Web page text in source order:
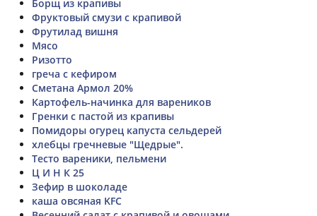
Борщ из крапивы
Фруктовый смузи с крапивой
Фрутилад вишня
Мясо
Ризотто
греча с кефиром
Сметана Армол 20%
Картофель-начинка для вареников
Гренки с пастой из крапивы
Помидоры огурец капуста сельдерей
хлебцы гречневые "Щедрые".
Тесто вареники, пельмени
Ц И Н К 25
Зефир в шоколаде
каша овсяная KFC